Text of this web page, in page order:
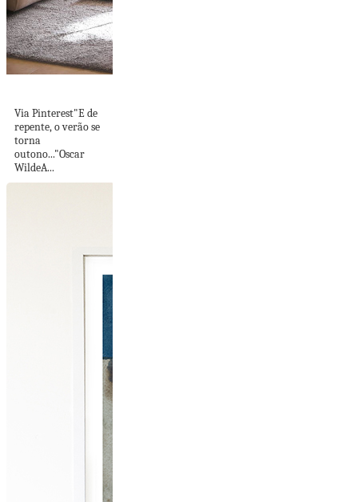
Via Pinterest"E de
repente, o verão se
torna
outono..."Oscar
WildeA...